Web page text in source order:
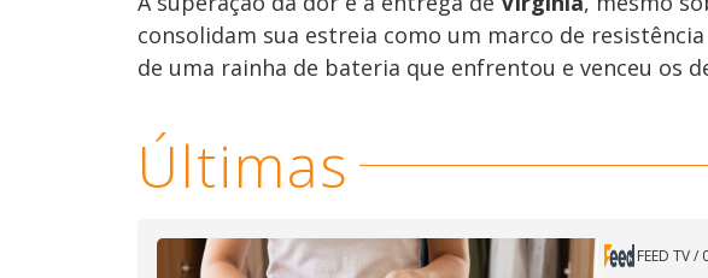
consolidam sua estreia como um marco de
de uma rainha de bateria que enfrentou e venceu os
Últimas
FEED TV/